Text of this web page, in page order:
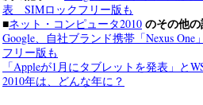
表 SIMロックフリー版も
■ネット・コンピュータ2010 のその他
Google、自社ブランド携帯「Nexus
フリー版も
「Appleが1月にタブレットを発表」と
2010年は、どんな年に？